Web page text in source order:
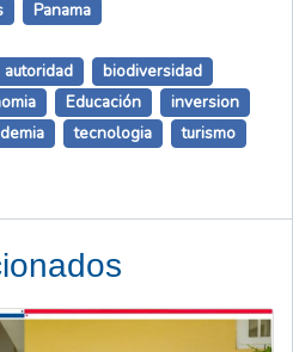
Panama
autoridad
biodiversidad
Educación
inversion
tecnologia turismo